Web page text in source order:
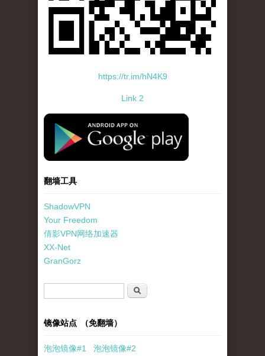
https://tr.im/hN4K9
Link 2
standard-icon-googleplay-app-store.png
翻墙工具
ShadowVPN
Your Freedom
倩影VPN网络加速器
XX-Net
GranGorz
搜索
镜像站点 （免翻墙）
泡泡镜像#1 泡泡镜像#2